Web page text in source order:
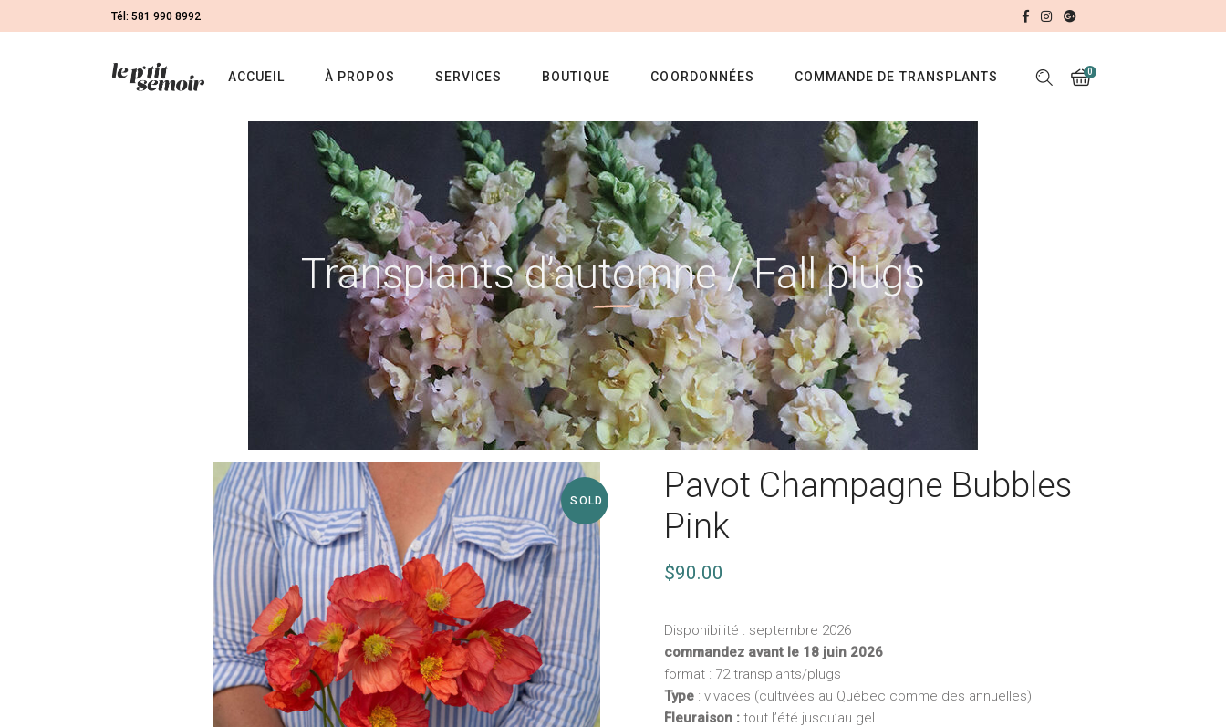
Tél: 581 990 8992
ACCUEIL À PROPOS SERVICES BOUTIQUE COORDONNÉES COMMANDE DE TRANSPLANTS 0
No products in the cart.
Transplants d’automne / Fall plugs
SOLD
Pavot Champagne Bubbles
Pink
$90.00
Disponibilité : septembre 2026
commandez avant le 18 juin 2026
format : 72 transplants/plugs
Type : vivaces (cultivées au Québec comme des annuelles)
Fleuraison : tout l’été jusqu’au gel